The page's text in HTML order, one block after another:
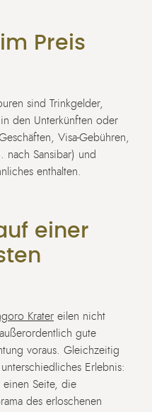
Preis
sind Trinkgelder,
den Unterkünften oder
Visa-Gebühren,
nach Sansibar) und
enthalten.
einer
Krater eilen nicht
gute
voraus. Gleichzeitig
Erlebnis:
einen Seite, die
des erloschenen